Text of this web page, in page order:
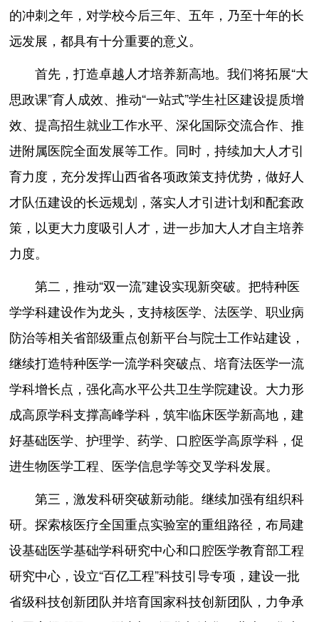
的冲刺之年，对学校今后三年、五年，乃至十年的长
远发展，都具有十分重要的意义。
首先，打造卓越人才培养新高地。我们将拓展“大
思政课”育人成效、推动“一站式”学生社区建设提质增
效、提高招生就业工作水平、深化国际交流合作、推
进附属医院全面发展等工作。同时，持续加大人才引
育力度，充分发挥山西省各项政策支持优势，做好人
才队伍建设的长远规划，落实人才引进计划和配套政
策，以更大力度吸引人才，进一步加大人才自主培养
力度。
第二，推动“双一流”建设实现新突破。把特种医
学学科建设作为龙头，支持核医学、法医学、职业病
防治等相关省部级重点创新平台与院士工作站建设，
继续打造特种医学一流学科突破点、培育法医学一流
学科增长点，强化高水平公共卫生学院建设。大力形
成高原学科支撑高峰学科，筑牢临床医学新高地，建
好基础医学、护理学、药学、口腔医学高原学科，促
进生物医学工程、医学信息学等交叉学科发展。
第三，激发科研突破新动能。继续加强有组织科
研。探索核医疗全国重点实验室的重组路径，布局建
设基础医学基础学科研究中心和口腔医学教育部工程
研究中心，设立“百亿工程”科技引导专项，建设一批
省级科技创新团队并培育国家科技创新团队，力争承